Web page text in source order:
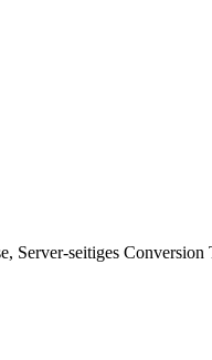
seitiges